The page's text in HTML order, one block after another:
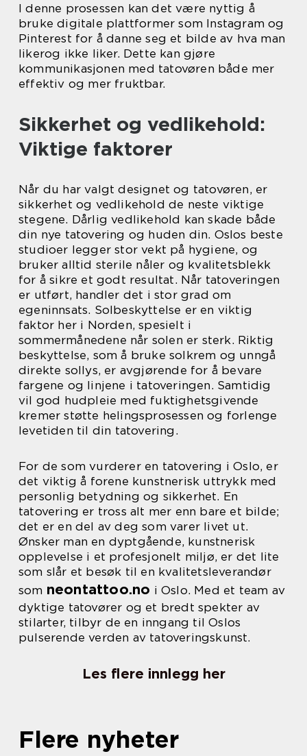
I denne prosessen kan det være nyttig å
bruke digitale plattformer som Instagram og
Pinterest for å danne seg et bilde av hva man
likerog ikke liker. Dette kan gjøre
kommunikasjonen med tatovøren både mer
effektiv og mer fruktbar.
Sikkerhet og vedlikehold:
Viktige faktorer
Når du har valgt designet og tatovøren, er
sikkerhet og vedlikehold de neste viktige
stegene. Dårlig vedlikehold kan skade både
din nye tatovering og huden din. Oslos beste
studioer legger stor vekt på hygiene, og
bruker alltid sterile nåler og kvalitetsblekk
for å sikre et godt resultat. Når tatoveringen
er utført, handler det i stor grad om
egeninnsats. Solbeskyttelse er en viktig
faktor her i Norden, spesielt i
sommermånedene når solen er sterk. Riktig
beskyttelse, som å bruke solkrem og unngå
direkte sollys, er avgjørende for å bevare
fargene og linjene i tatoveringen. Samtidig
vil god hudpleie med fuktighetsgivende
kremer støtte helingsprosessen og forlenge
levetiden til din tatovering.
For de som vurderer en tatovering i Oslo, er
det viktig å forene kunstnerisk uttrykk med
personlig betydning og sikkerhet. En
tatovering er tross alt mer enn bare et bilde;
det er en del av deg som varer livet ut.
Ønsker man en dyptgående, kunstnerisk
opplevelse i et profesjonelt miljø, er det lite
som slår et besøk til en kvalitetsleverandør
som neontattoo.no i Oslo. Med et team av
dyktige tatovører og et bredt spekter av
stilarter, tilbyr de en inngang til Oslos
pulserende verden av tatoveringskunst.
Les flere innlegg her
Flere nyheter